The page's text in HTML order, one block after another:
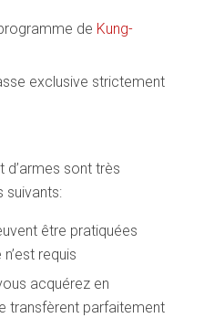
de Kung-
exclusive strictement
d’armes sont très
suivants:
être pratiquées
requis
acquérez en
transfèrent parfaitement